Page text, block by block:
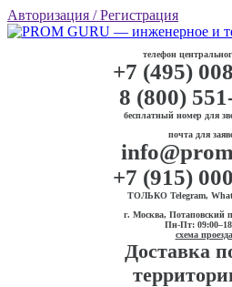
Авторизация / Регистрация
телефон
+7 (495)
8 (800)
бесплатный номер для
почта для
+7 (915)
ТОЛЬКО Telegram,
г. Москва, Потаповский
Пн-Пт:
схема проезда
Доставка